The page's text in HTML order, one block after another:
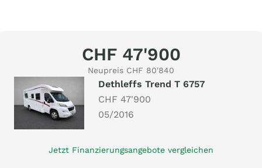
CHF 47'900
Neupreis CHF 80'840
Dethleffs Trend T 6757
CHF 47'900
05/2016
Jetzt Finanzierungsangebote vergleichen